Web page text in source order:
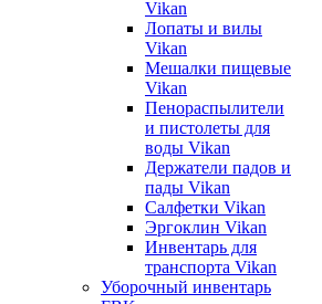
Vikan
Лопаты и вилы
Vikan
Мешалки пищевые
Vikan
Пенораспылители
и пистолеты для
воды Vikan
Держатели падов и
пады Vikan
Салфетки Vikan
Эргоклин Vikan
Инвентарь для
транспорта Vikan
Уборочный инвентарь